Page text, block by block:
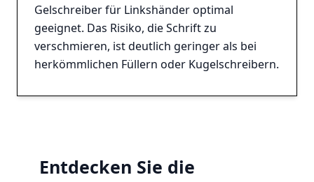
Gelschreiber für Linkshänder optimal
geeignet. Das Risiko, die Schrift zu
verschmieren, ist deutlich geringer als bei
herkömmlichen Füllern oder Kugelschreibern.
Entdecken Sie die